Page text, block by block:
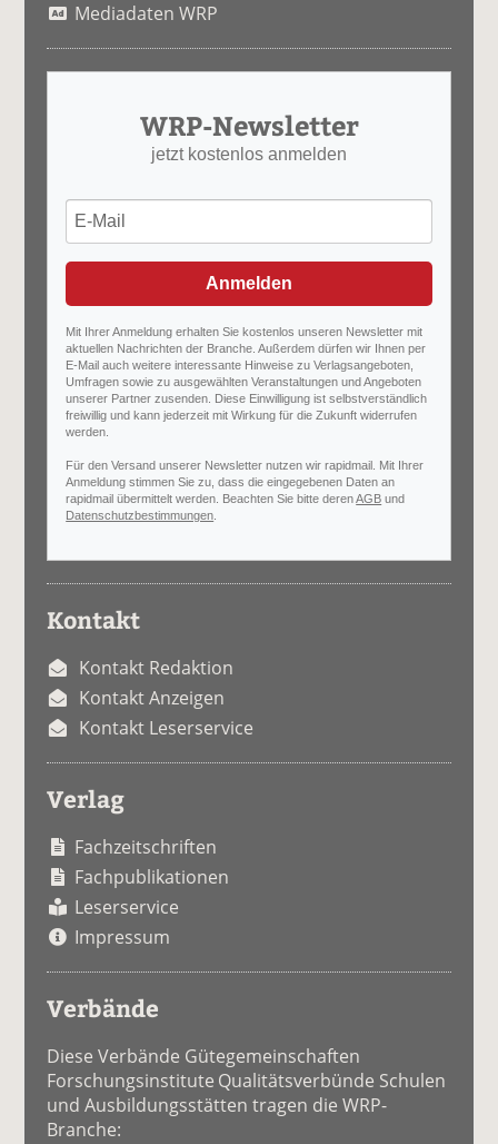
Mediadaten WRP
WRP-Newsletter
jetzt kostenlos anmelden
Anmelden
Mit Ihrer Anmeldung erhalten Sie kostenlos unseren Newsletter mit
aktuellen Nachrichten der Branche. Außerdem dürfen wir Ihnen per
E-Mail auch weitere interessante Hinweise zu Verlagsangeboten,
Umfragen sowie zu ausgewählten Veranstaltungen und Angeboten
unserer Partner zusenden. Diese Einwilligung ist selbstverständlich
freiwillig und kann jederzeit mit Wirkung für die Zukunft widerrufen
werden.
Für den Versand unserer Newsletter nutzen wir rapidmail. Mit Ihrer
Anmeldung stimmen Sie zu, dass die eingegebenen Daten an
rapidmail übermittelt werden. Beachten Sie bitte derenAGB und
Datenschutzbestimmungen
Kontakt
Kontakt Redaktion
Kontakt Anzeigen
Kontakt Leserservice
Verlag
Fachzeitschriften
Fachpublikationen
Leserservice
Impressum
Verbände
Diese Verbände Gütegemeinschaften
Forschungsinstitute Qualitätsverbünde Schulen
und Ausbildungsstätten tragen die WRP-
Branche: